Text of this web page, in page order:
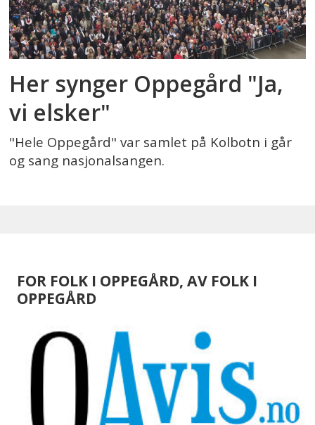
Her synger Oppegård "Ja,
vi elsker"
"Hele Oppegård" var samlet på Kolbotn i går
og sang nasjonalsangen.
FOR FOLK I OPPEGÅRD, AV FOLK I
OPPEGÅRD